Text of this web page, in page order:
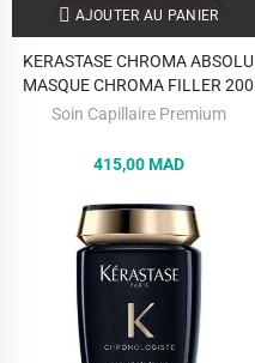
AJOUTER AU PANIER
KERASTASE CHROMA ABSOLU
MASQUE CHROMA FILLER 200
ML
Soin Capillaire Premium
415,00 MAD